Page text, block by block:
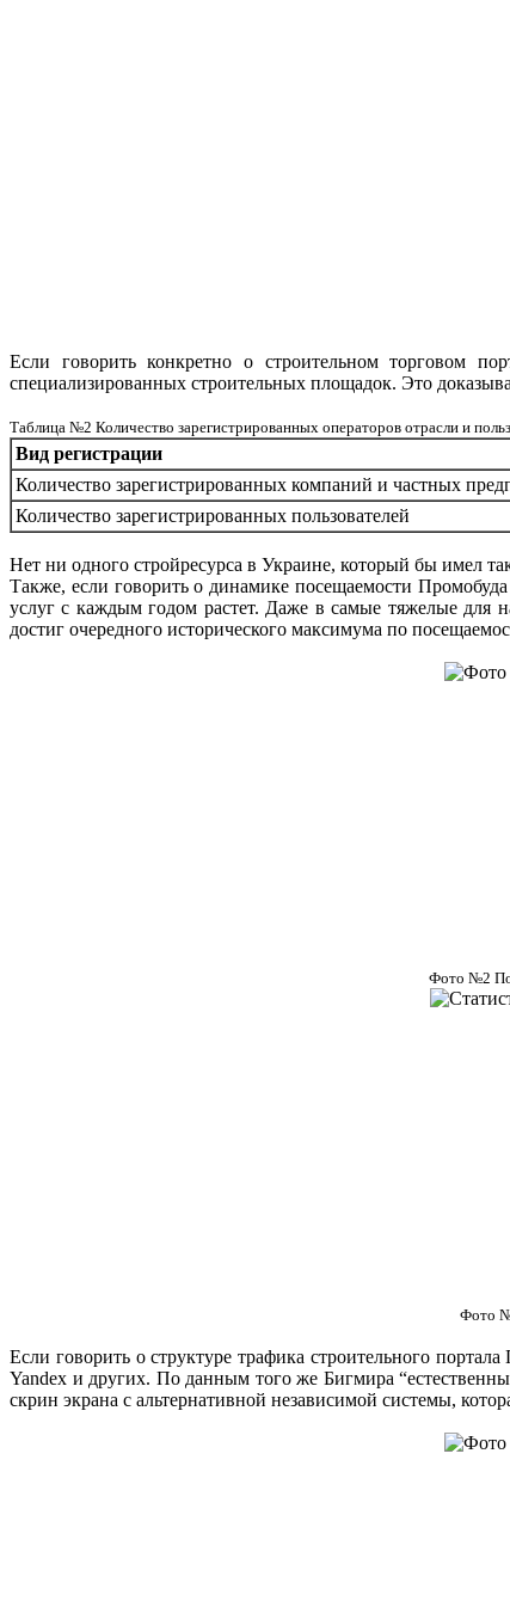
Если говорить конкретно о строительном торговом
специализированных строительных площадок. Это
Таблица №2 Количество зарегистрированных операторов отрасли и
Вид регистрации
Количество зарегистрированных компаний и частных
Количество зарегистрированных пользователей
Нет ни одного стройресурса в Украине, который бы имел
Также, если говорить о динамике посещаемости
услуг с каждым годом растет. Даже в самые тяжелые для
достиг очередного исторического максимума по
Фото №2
Фото
Если говорить о структуре трафика строительного
Yandex и других. По данным того же Бигмира
скрин экрана с альтернативной независимой системы,